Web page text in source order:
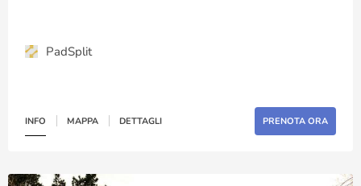
PadSplit
INFO MAPPA DETTAGLI PRENOTA ORA